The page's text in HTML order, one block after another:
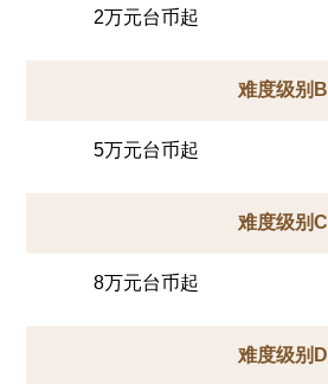
2万元台币起
难度级别B
5万元台币起
难度级别C
8万元台币起
难度级别D